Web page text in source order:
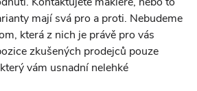
mají svá pro a proti. Nebudeme
která z nich je právě pro vás
zkušených prodejců pouze
vám usnadní nelehké